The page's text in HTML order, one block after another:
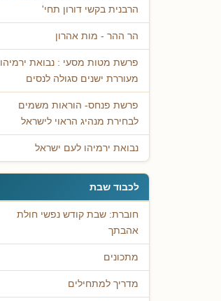
הרבנית בקשי דורון תחי'
הר ההר - מות אהרון
פרשת מטות מסעי : נבואת ירמיהו
מעוררת ישנים סגולה לנסים
פרשת פנחס- הוראות משמים
לבחירת מנהיג הראוי לישראל
נבואת ירמיהו לעם ישראל
לכבוד שבת
חוברת: שבת קודש נפשי חולת
אהבתך
מתכונים
מדריך למתחילים